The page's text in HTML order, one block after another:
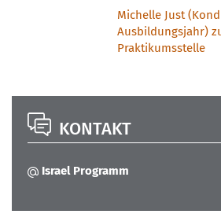
Michelle Just
Ausbildungsjahr)
Praktikumsstelle
KONTAKT
Israel Programm